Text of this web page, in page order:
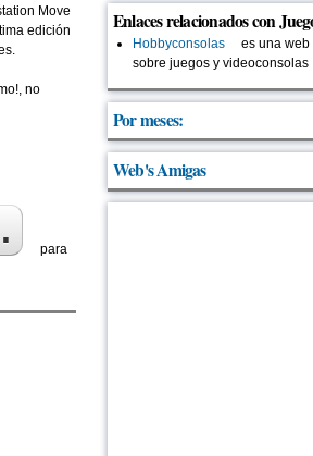
Move
edición
no
para
Enlaces relacionados con
Hobbyconsolas (link is
es una
sobre juegos y videoconsolas
Por meses:
Web's Amigas